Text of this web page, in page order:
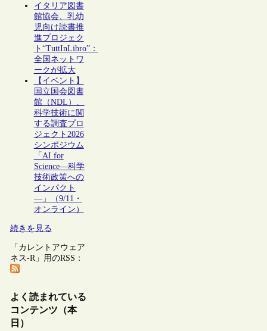
イタリア図書
館協会、乳幼
児向け読書推
進プロジェク
ト“TuttInLibro”：
全国ネットワ
ークが拡大
【イベント】
国立国会図書
館（NDL）、
科学技術に関
する調査プロ
ジェクト2026
シンポジウム
「AI for
Science―科学
技術政策への
インパクト
―」（9/11・
オンライン）
続きを見る
「カレントアウェア
ネス-R」用のRSS：
よく読まれている
コンテンツ（本
日）